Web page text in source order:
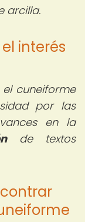
arcilla.
interés
cuneiforme
por las
en la
de textos